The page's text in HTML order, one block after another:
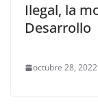
Ilegal, la
Desarrollo
octubre 28, 2022